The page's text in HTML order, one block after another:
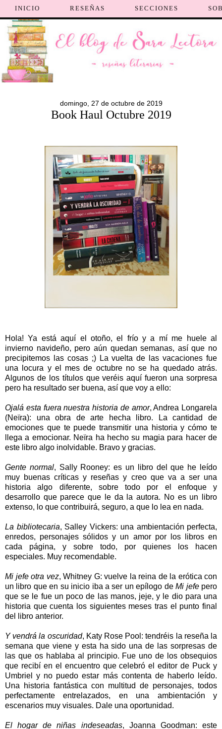
INICIO RESEÑAS SECCIONES
domingo, 27 de octubre de 2019
Book Haul Octubre 2019
Hola! Ya está aquí el otoño, el frío y a mí me huele al
invierno navideño, pero aún quedan semanas, así que no
precipitemos las cosas ;) La vuelta de las vacaciones fue
una locura y el mes de octubre no se ha quedado atrás.
Algunos de los títulos que veréis aquí fueron una sorpresa
pero ha resultado ser buena, así que voy a ello:
Ojalá esta fuera nuestra historia de amor, Andrea Longarela
(Neïra): una obra de arte hecha libro. La cantidad de
emociones que te puede transmitir una historia y cómo te
llega a emocionar. Neïra ha hecho su magia para hacer de
este libro algo inolvidable. Bravo y gracias.
Gente normal, Sally Rooney: es un libro del que he leído
muy buenas críticas y reseñas y creo que va a ser una
historia algo diferente, sobre todo por el enfoque y
desarrollo que parece que le da la autora. No es un libro
extenso, lo que contribuirá, seguro, a que lo lea en nada.
La bibliotecaria, Salley Vickers: una ambientación perfecta,
enredos, personajes sólidos y un amor por los libros en
cada página, y sobre todo, por quienes los hacen
especiales. Muy recomendable.
Mi jefe otra vez, Whitney G: vuelve la reina de la erótica con
un libro que en su inicio iba a ser un epílogo deMi jefepero
que se le fue un poco de las manos, jeje, y le dio para una
historia que cuenta los siguientes meses tras el punto final
del libro anterior.
Y vendrá la oscuridad, Katy Rose Pool: tendréis la reseña la
semana que viene y esta ha sido una de las sorpresas de
las que os hablaba al principio. Fue uno de los obsequios
que recibí en el encuentro que celebró el editor de Puck y
Umbriel y no puedo estar más contenta de haberlo leído.
Una historia fantástica con multitud de personajes, todos
perfectamente entrelazados, en una ambientación y
escenarios muy visuales. Dale una oportunidad.
El hogar de niñas indeseadas, Joanna Goodman: este